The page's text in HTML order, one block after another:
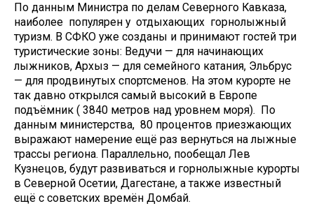
По данным Министра по делам Северного Кавказа,
наиболее популярен у отдыхающих горнолыжный
туризм. В СФКО уже созданы и принимают гостей три
туристические зоны: Ведучи — для начинающих
лыжников, Архыз — для семейного катания, Эльбрус
— для продвинутых спортсменов. На этом курорте не
так давно открылся самый высокий в Европе
подъёмник ( 3840 метров над уровнем моря). По
данным министерства, 80 процентов приезжающих
выражают намерение ещё раз вернуться на лыжные
трассы региона. Параллельно, пообещал Лев
Кузнецов, будут развиваться и горнолыжные курорты
в Северной Осетии, Дагестане, а также известный
ещё с советских времён Домбай.